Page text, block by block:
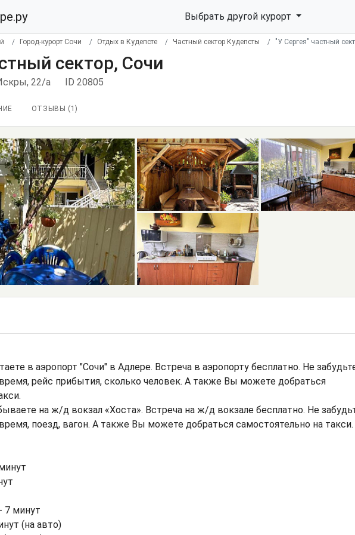
Выбрать другой курорт
Город-курорт Сочи Отдых в Кудепсте Частный сектор Кудепсты "У Сергея" частный
сектор, Сочи
22/а ID 20805
ОТЗЫВЫ ( 1)
в аэропорт "Сочи" в Адлере. Встреча в аэропорту бесплатно. Не
рейс прибытия, сколько человек. А также Вы можете добраться
на ж/д вокзал «Хоста». Встреча на ж/д вокзале бесплатно. Не
поезд, вагон. А также Вы можете добраться самостоятельно на такси.
7 минут
(на авто)